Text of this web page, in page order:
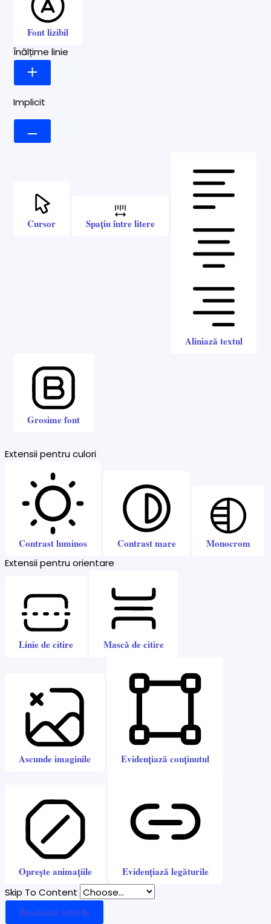
Font lizibil
Înălțime linie
Implicit
Cursor Spațiu între litere
Aliniază textul
Grosime font
Extensii pentru culori
Contrast luminos Contrast mare Monocrom
Extensii pentru orientare
Linie de citire Mască de citire
Ascunde imaginile Evidențiază conținutul
Oprește animațiile Evidențiază legăturile
Skip To Content
Resetează setările